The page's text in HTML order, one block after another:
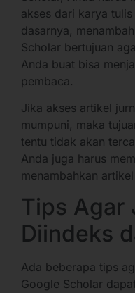
akses dari karya
dasarnya,
Scholar bertujuan
Anda buat bisa
pembaca.
Jika akses artikel
mumpuni, maka
tentu tidak akan
Anda juga harus
menambahkan
Tips Agar
Diindeks
Ada beberapa tips
Google Scholar